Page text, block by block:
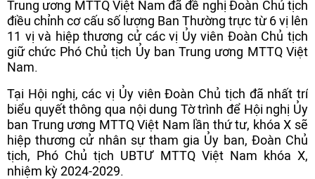
Trung ương MTTQ Việt Nam đã đề nghị Đoàn Chủ tịch
điều chỉnh cơ cấu số lượng Ban Thường trực từ 6 vị lên
11 vị và hiệp thương cử các vị Ủy viên Đoàn Chủ tịch
giữ chức Phó Chủ tịch Ủy ban Trung ương MTTQ Việt
Nam.
Tại Hội nghị, các vị Ủy viên Đoàn Chủ tịch đã nhất trí
biểu quyết thông qua nội dung Tờ trình để Hội nghị Ủy
ban Trung ương MTTQ Việt Nam lần thứ tư, khóa X sẽ
hiệp thương cử nhân sự tham gia Ủy ban, Đoàn Chủ
tịch, Phó Chủ tịch UBTƯ MTTQ Việt Nam khóa X,
nhiệm kỳ 2024-2029.